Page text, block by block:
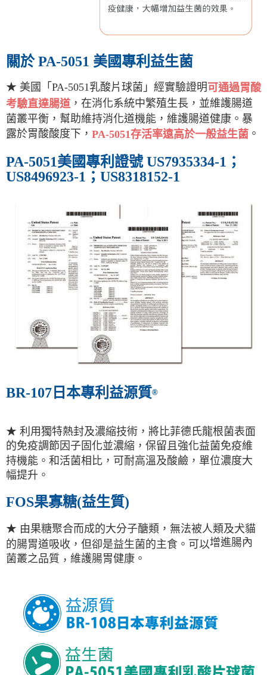
關於 PA-5051 美國專利益生菌
★ 美國「PA-5051乳酸片球菌」經實驗證明 可通過胃酸
考驗直達腸道 ，在消化系統中繁殖生長，並維護腸道
菌叢平衡，幫助維持消化道機能，維護腸道健康。暴
露於胃酸酸度下， PA-5051存活率遠高於一般益生菌 。
PA-5051美國專利證號 US7935334-1；
US8496923-1；US8318152-1
BR-107日本專利 益源質®
★ 利用獨特熱封及濃縮技術，將比菲德氏龍根菌表面
的免疫調節因子固化並濃縮，保留且強化益菌免疫維
持機能。和活菌相比，可耐高溫及酸鹼，單位濃度大
幅提升。
FOS果寡糖(益生質)
★ 由果糖聚合而成的大分子醣類，無法被人類及犬貓
的腸胃道吸收，但卻是益生菌的主食。可以增進腸內
菌叢之品質 ， 維護腸胃健康。